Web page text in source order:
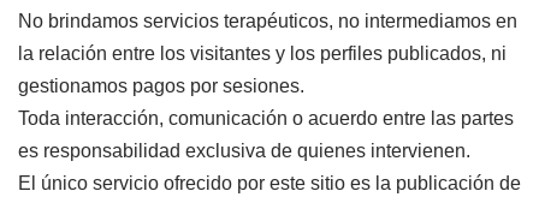
No brindamos servicios terapéuticos, no intermediamos en
la relación entre los visitantes y los perfiles publicados, ni
gestionamos pagos por sesiones.
Toda interacción, comunicación o acuerdo entre las partes
es responsabilidad exclusiva de quienes intervienen.
El único servicio ofrecido por este sitio es la publicación de